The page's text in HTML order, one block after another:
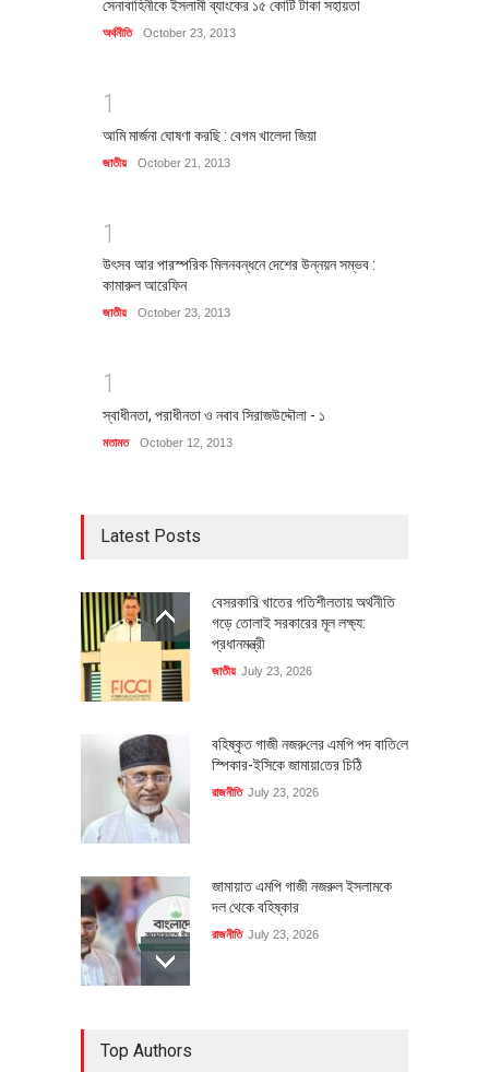
সেনাবাহিনীকে ইসলামী ব্যাংকের ১৫ কোটি টাকা সহায়তা
অর্থনীতি October 23, 2013
1
আমি মার্জনা ঘোষণা করছি : বেগম খালেদা জিয়া
জাতীয় October 21, 2013
1
উৎসব আর পারস্পরিক মিলনবন্ধনে দেশের উন্নয়ন সম্ভব :
কামারুল আরেফিন
জাতীয় October 23, 2013
1
স্বাধীনতা, পরাধীনতা ও নবাব সিরাজউদ্দৌলা - ১
মতামত October 12, 2013
Latest Posts
বেসরকারি খাতের গতিশীলতায় অর্থনীতি
গড়ে তোলাই সরকারের মূল লক্ষ্য:
প্রধানমন্ত্রী
জাতীয় July 23, 2026
বহিষ্কৃত গাজী নজরু‌লের এম‌পি পদ বা‌তি‌লে
স্পিকার-ইসিকে জামায়া‌তের চি‌ঠি
রাজনীতি July 23, 2026
জামায়াত এমপি গাজী নজরুল ইসলামকে
দল থেকে বহিষ্কার
রাজনীতি July 23, 2026
Top Authors